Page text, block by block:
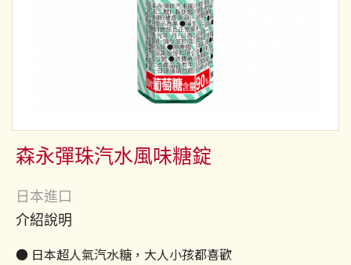
森永彈珠汽水風味糖錠
日本進口
介紹說明
● 日本超人氣汽水糖，大人小孩都喜歡